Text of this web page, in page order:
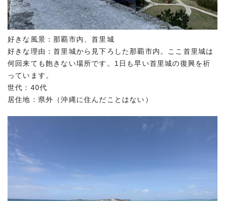
好きな風景：那覇市内、首里城
好きな理由：首里城から見下ろした那覇市内。ここ首里城は
何回来ても飽きない場所です。1日も早い首里城の復興を祈
っています。
世代：40代
居住地：県外（沖縄に住んだことはない）